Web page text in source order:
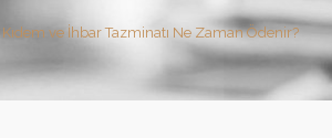
Kıdem ve İhbar Tazminatı Ne Zaman Ödenir?